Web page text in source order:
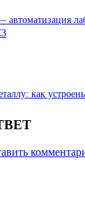
автоматизация
как